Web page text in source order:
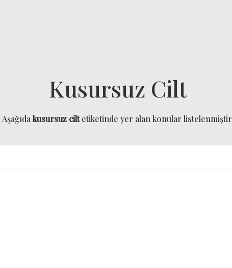
Kusursuz Cilt
Aşağıda kusursuz ciltetiketinde yer alan konular